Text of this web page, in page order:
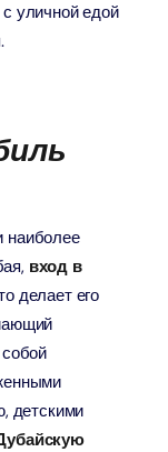
уличной едой
наиболее
вход в
делает его
детскими